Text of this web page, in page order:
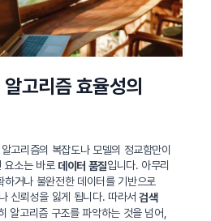
고리즘 효율성의
고리즘의 복잡도나 모델의 정교함만이
요소는 바로 데이터 품질입니다. 아무리
거나 불완전한 데이터를 기반으로
신뢰성을 잃게 됩니다. 따라서검색
알고리즘 구조를 파악하는 것을 넘어,